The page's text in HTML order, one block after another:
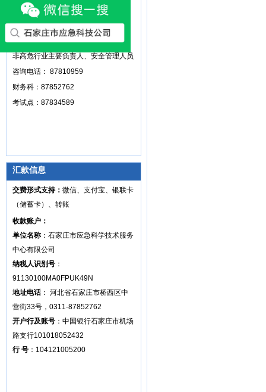
高危行业主要负责人和安全管理人员，
专项培训，全员培训
咨询电话：87816160
非高危行业主要负责人、安全管理人员
咨询电话： 87810959
财务科：87852762
考试点：87834589
汇款信息
交费形式支持： 微信、支付宝、银联卡
（储蓄卡）、转账
收款账户：
单位名称 ：石家庄市应急科学技术服务
中心有限公司
纳税人识别号 ：
91130100MA0FPUK49N
地址电话： 河北省石家庄市桥西区中
营街33号，0311-87852762
开户行及账号 ：中国银行石家庄市机场
路支行101018052432
行 号 ：104121005200